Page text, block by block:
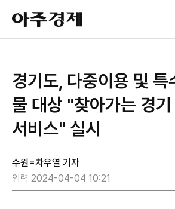
아
주
경
경기도, 다중이용 및 특
물 대상 "찾아가는 경
서비스" 실시
수원=차우열 기자
입력 2024-04-04 10:21